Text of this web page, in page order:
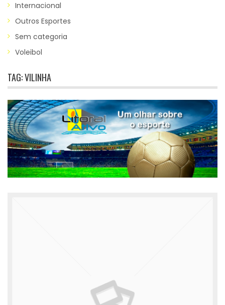
Internacional
Outros Esportes
Sem categoria
Voleibol
TAG:VILINHA